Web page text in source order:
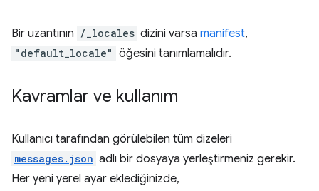
Bir uzantının /_locales dizini varsa manifest,
"default_locale" öğesini tanımlamalıdır.
Kavramlar ve kullanım
Kullanıcı tarafından görülebilen tüm dizeleri
messages.json adlı bir dosyaya yerleştirmeniz gerekir.
Her yeni yerel ayar eklediğinizde,